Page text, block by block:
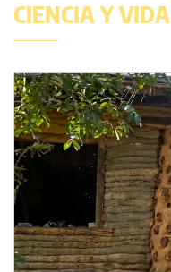
CIENCIA Y VIDA